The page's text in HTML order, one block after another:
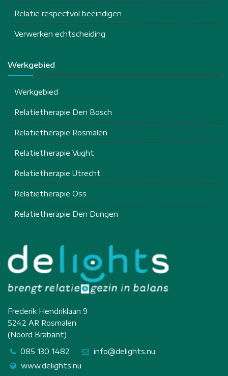
Relatie respectvol beëindigen
Verwerken echtscheiding
Werkgebied
Werkgebied
Relatietherapie Den Bosch
Relatietherapie Rosmalen
Relatietherapie Vught
Relatietherapie Utrecht
Relatietherapie Oss
Relatietherapie Den Dungen
Frederik Hendriklaan 9
5242 AR Rosmalen
(Noord Brabant)
085 130 1482
info@delights.nu
www.delights.nu